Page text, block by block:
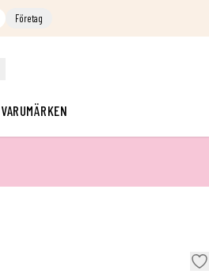
Företag
VARUMÄRKEN